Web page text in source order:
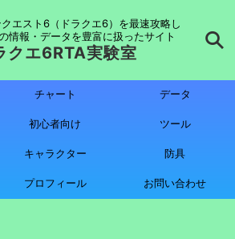
エスト6（ドラクエ6）を最速攻略し
情報・データを豊富に扱ったサイト
クエ6RTA実験室
チャート データ
初心者向け ツール
キャラクター 防具
プロフィール お問い合わせ